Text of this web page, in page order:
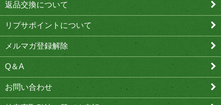
返品交換について
リプサポイントについて
メルマガ登録解除
Q＆A
お問い合わせ